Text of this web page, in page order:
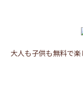
大人も子供も無料で